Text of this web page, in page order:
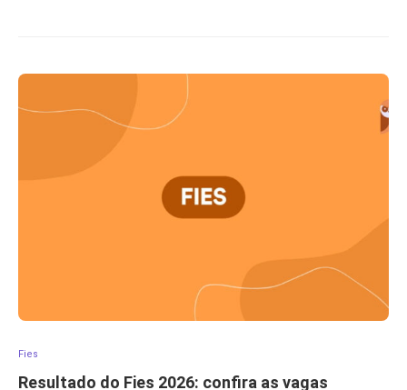
Fies
Resultado do Fies 2026: confira as vagas